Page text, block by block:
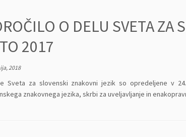
O DELU SVETA ZA
2017
2018
Sveta za slovenski znakovni jezik so opredeljene v
znakovnega jezika, skrbi za uveljavljanje in